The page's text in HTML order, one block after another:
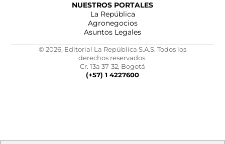
NUESTROS PORTALES
La República
Agronegocios
Asuntos Legales
© 2026, Editorial La República S.A.S. Todos los
derechos reservados.
Cr. 13a 37-32, Bogotá
(+57) 1 4227600